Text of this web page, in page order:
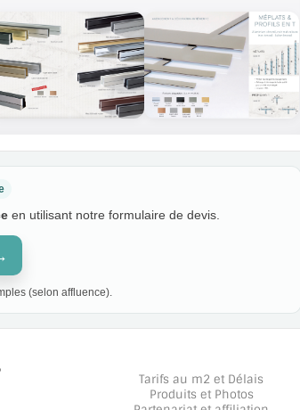
en utilisant notre formulaire de devis.
(selon affluence).
Tarifs au m2 et Délais
Produits et Photos